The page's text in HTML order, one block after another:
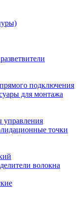
подключения
для монтажа
управления
точки
волокна